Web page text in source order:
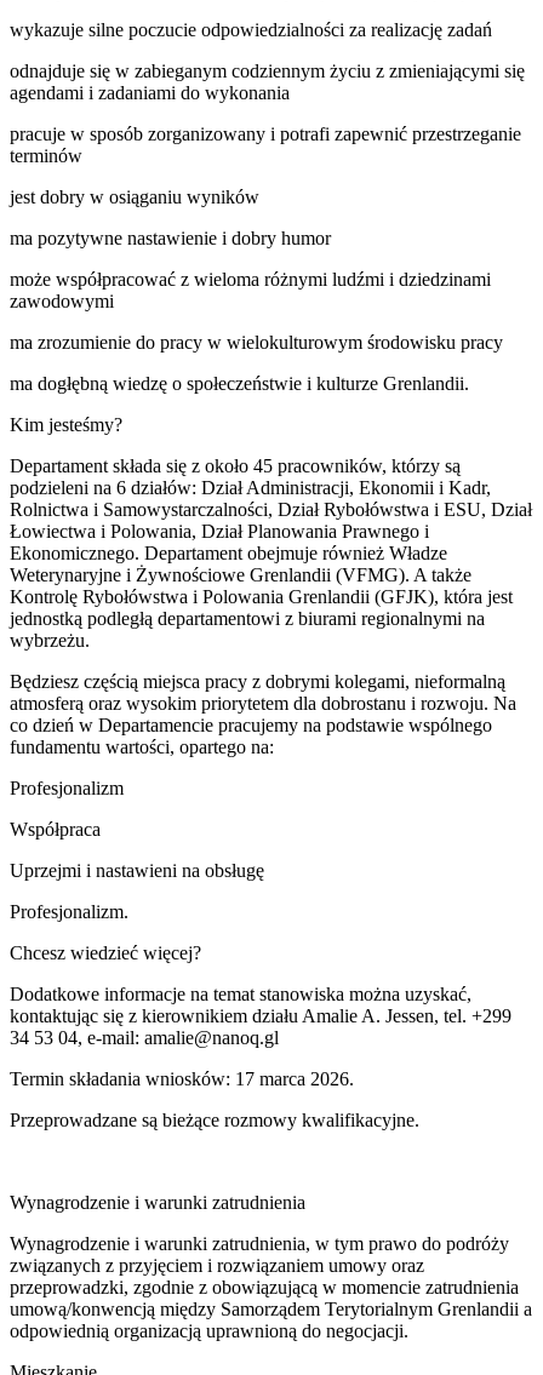
wykazuje silne poczucie odpowiedzialności za realizację zadań
odnajduje się w zabieganym codziennym życiu z zmieniającymi się
agendami i zadaniami do wykonania
pracuje w sposób zorganizowany i potrafi zapewnić przestrzeganie
terminów
jest dobry w osiąganiu wyników
ma pozytywne nastawienie i dobry humor
może współpracować z wieloma różnymi ludźmi i dziedzinami
zawodowymi
ma zrozumienie do pracy w wielokulturowym środowisku pracy
ma dogłębną wiedzę o społeczeństwie i kulturze Grenlandii.
Kim jesteśmy?
Departament składa się z około 45 pracowników, którzy są
podzieleni na 6 działów: Dział Administracji, Ekonomii i Kadr,
Rolnictwa i Samowystarczalności, Dział Rybołówstwa i ESU, Dział
Łowiectwa i Polowania, Dział Planowania Prawnego i
Ekonomicznego. Departament obejmuje również Władze
Weterynaryjne i Żywnościowe Grenlandii (VFMG). A także
Kontrolę Rybołówstwa i Polowania Grenlandii (GFJK), która jest
jednostką podległą departamentowi z biurami regionalnymi na
wybrzeżu.
Będziesz częścią miejsca pracy z dobrymi kolegami, nieformalną
atmosferą oraz wysokim priorytetem dla dobrostanu i rozwoju. Na
co dzień w Departamencie pracujemy na podstawie wspólnego
fundamentu wartości, opartego na:
Profesjonalizm
Współpraca
Uprzejmi i nastawieni na obsługę
Profesjonalizm.
Chcesz wiedzieć więcej?
Dodatkowe informacje na temat stanowiska można uzyskać,
kontaktując się z kierownikiem działu Amalie A. Jessen, tel. +299
34 53 04, e-mail: amalie@nanoq.gl
Termin składania wniosków: 17 marca 2026.
Przeprowadzane są bieżące rozmowy kwalifikacyjne.
Wynagrodzenie i warunki zatrudnienia
Wynagrodzenie i warunki zatrudnienia, w tym prawo do podróży
związanych z przyjęciem i rozwiązaniem umowy oraz
przeprowadzki, zgodnie z obowiązującą w momencie zatrudnienia
umową/konwencją między Samorządem Terytorialnym Grenlandii a
odpowiednią organizacją uprawnioną do negocjacji.